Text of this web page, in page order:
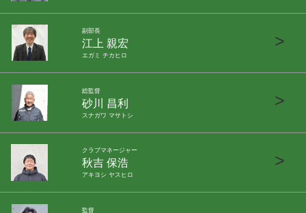
副部長
江上 親宏
エガミ チカヒロ
>
総監督
砂川 昌利
スナガワ マサトシ
>
クラブマネージャー
秋吉 保浩
アキヨシ ヤスヒロ
>
監督